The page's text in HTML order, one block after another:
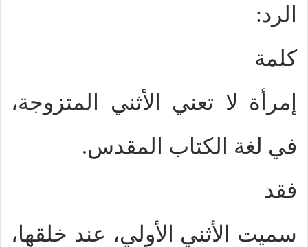
الرد:
كلمة
إمرأة لا تعني الأثني المتزوجة،
في لغة الكتاب المقدس.
فقد
سميت الأثني الأولي، عند خلقها،